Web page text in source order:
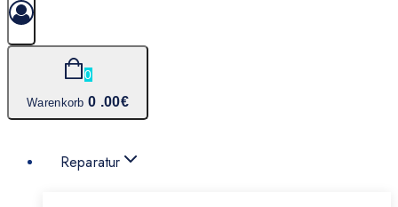
0
Warenkorb 0 .00€
Reparatur